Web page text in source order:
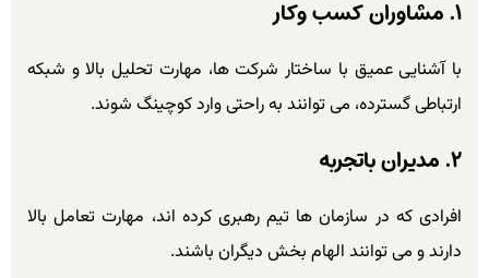
۱. مشاوران کسب وکار
با آشنایی عمیق با ساختار شرکت ها، مهارت تحلیل بالا و شبکه
ارتباطی گسترده، می توانند به راحتی وارد کوچینگ شوند.
۲. مدیران باتجربه
افرادی که در سازمان ها تیم رهبری کرده اند، مهارت تعامل بالا
دارند و می توانند الهام بخش دیگران باشند.